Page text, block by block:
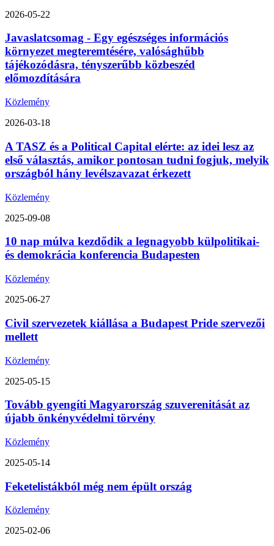
2026-05-22
Javaslatcsomag - Egy egészséges információs
környezet megteremtésére, valósághűbb
tájékozódásra, tényszerűbb közbeszéd
előmozdítására
Közlemény
2026-03-18
A TASZ és a Political Capital elérte: az idei lesz az
első választás, amikor pontosan tudni fogjuk, melyik
országból hány levélszavazat érkezett
Közlemény
2025-09-08
10 nap múlva kezdődik a legnagyobb külpolitikai-
és demokrácia konferencia Budapesten
Közlemény
2025-06-27
Civil szervezetek kiállása a Budapest Pride szervezői
mellett
Közlemény
2025-05-15
Tovább gyengíti Magyarország szuverenitását az
újabb önkényvédelmi törvény
Közlemény
2025-05-14
Feketelistákból még nem épült ország
Közlemény
2025-02-06